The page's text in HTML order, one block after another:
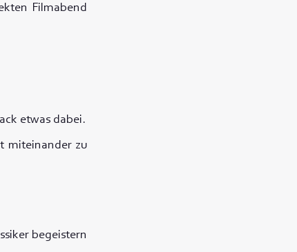
Filmabend
etwas dabei.
miteinander zu
begeistern